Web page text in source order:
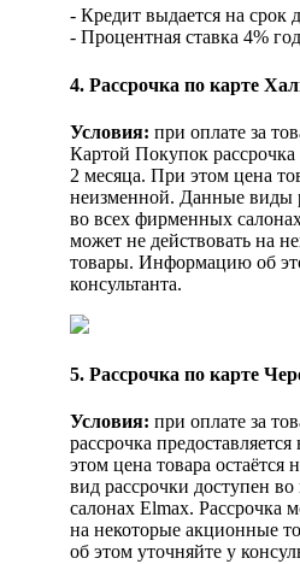
- Кредит выдается на срок
- Процентная ставка 4%
4. Рассрочка по карте
Условия: при оплате за
Картой Покупок рассрочка
2 месяца. При этом цена
неизменной. Данные виды
во всех фирменных
может не действовать на
товары. Информацию об
консультанта.
5. Рассрочка по карте
Условия: при оплате за
рассрочка
этом цена товара
вид рассрочки доступен
салонах Elmax. Рассрочка
на некоторые акционные
об этом уточняйте у